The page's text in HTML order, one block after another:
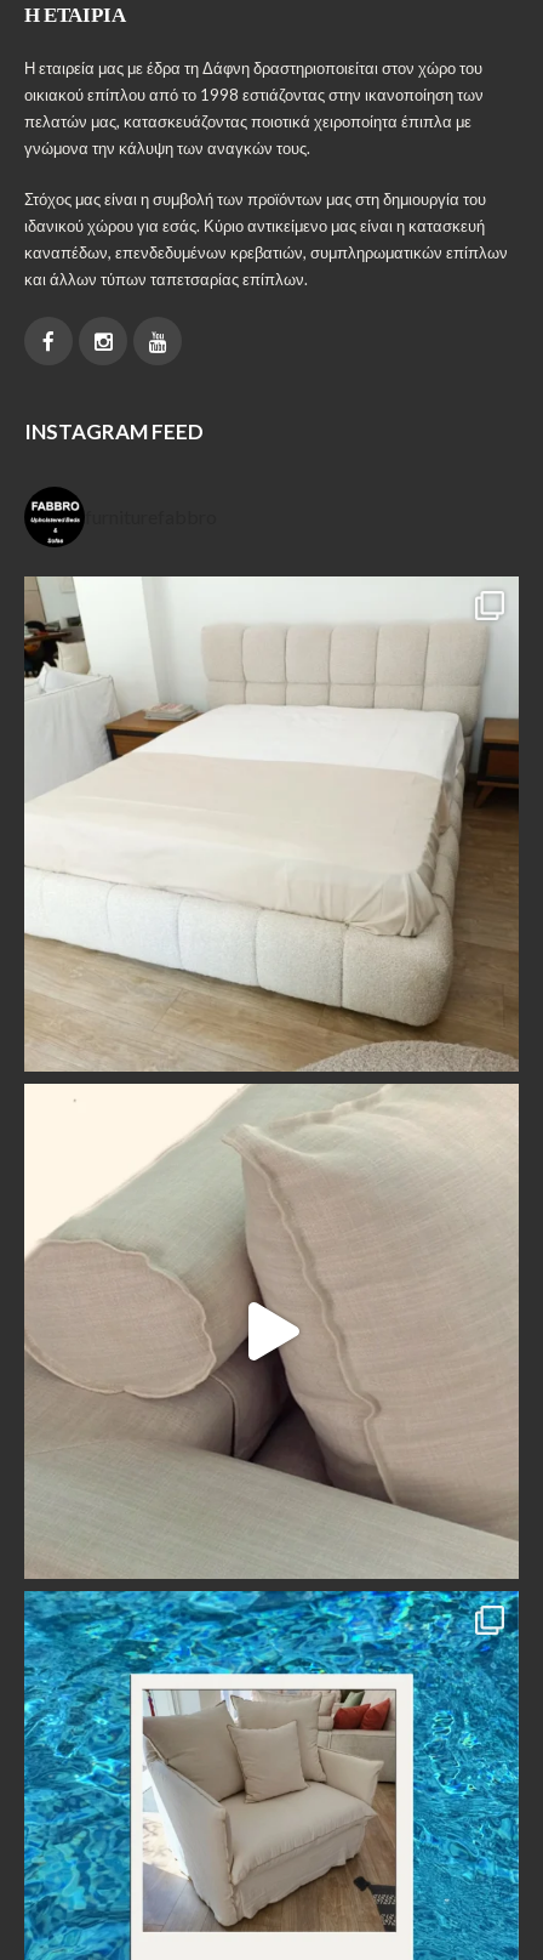
Η ΕΤΑΙΡΊΑ
Η εταιρεία μας με έδρα τη Δάφνη δραστηριοποιείται στον χώρο του
οικιακού επίπλου από το 1998 εστιάζοντας στην ικανοποίηση των
πελατών μας, κατασκευάζοντας ποιοτικά χειροποίητα έπιπλα με
γνώμονα την κάλυψη των αναγκών τους.
Στόχος μας είναι η συμβολή των προϊόντων μας στη δημιουργία του
ιδανικού χώρου για εσάς. Κύριο αντικείμενο μας είναι η κατασκευή
καναπέδων, επενδεδυμένων κρεβατιών, συμπληρωματικών επίπλων
και άλλων τύπων ταπετσαρίας επίπλων.
INSTAGRAM FEED